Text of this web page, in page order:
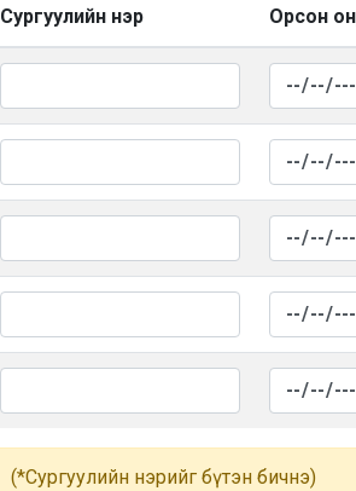
Сургуулийн нэр Орсон
(*Сургуулийн нэрийг бүтэн бичнэ)